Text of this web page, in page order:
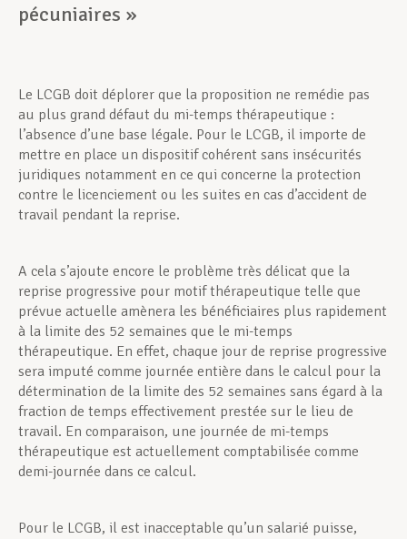
pécuniaires »
Le LCGB doit déplorer que la proposition ne remédie pas
au plus grand défaut du mi-temps thérapeutique :
l’absence d’une base légale. Pour le LCGB, il importe de
mettre en place un dispositif cohérent sans insécurités
juridiques notamment en ce qui concerne la protection
contre le licenciement ou les suites en cas d’accident de
travail pendant la reprise.
A cela s’ajoute encore le problème très délicat que la
reprise progressive pour motif thérapeutique telle que
prévue actuelle amènera les bénéficiaires plus rapidement
à la limite des 52 semaines que le mi-temps
thérapeutique. En effet, chaque jour de reprise progressive
sera imputé comme journée entière dans le calcul pour la
détermination de la limite des 52 semaines sans égard à la
fraction de temps effectivement prestée sur le lieu de
travail. En comparaison, une journée de mi-temps
thérapeutique est actuellement comptabilisée comme
demi-journée dans ce calcul.
Pour le LCGB, il est inacceptable qu’un salarié puisse,